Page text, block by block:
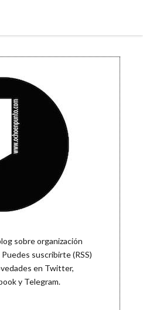
sobre organización
suscribirte (RSS)
en Twitter,
y Telegram.